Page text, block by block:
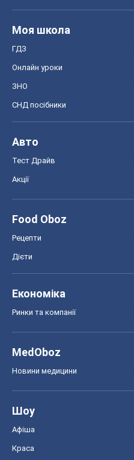
Моя школа
ГДЗ
Онлайн уроки
ЗНО
СНД посібники
Авто
Тест Драйв
Акції
Food Oboz
Рецепти
Дієти
Економіка
Ринки та компанії
MedOboz
Новини медицини
Шоу
Афіша
Краса